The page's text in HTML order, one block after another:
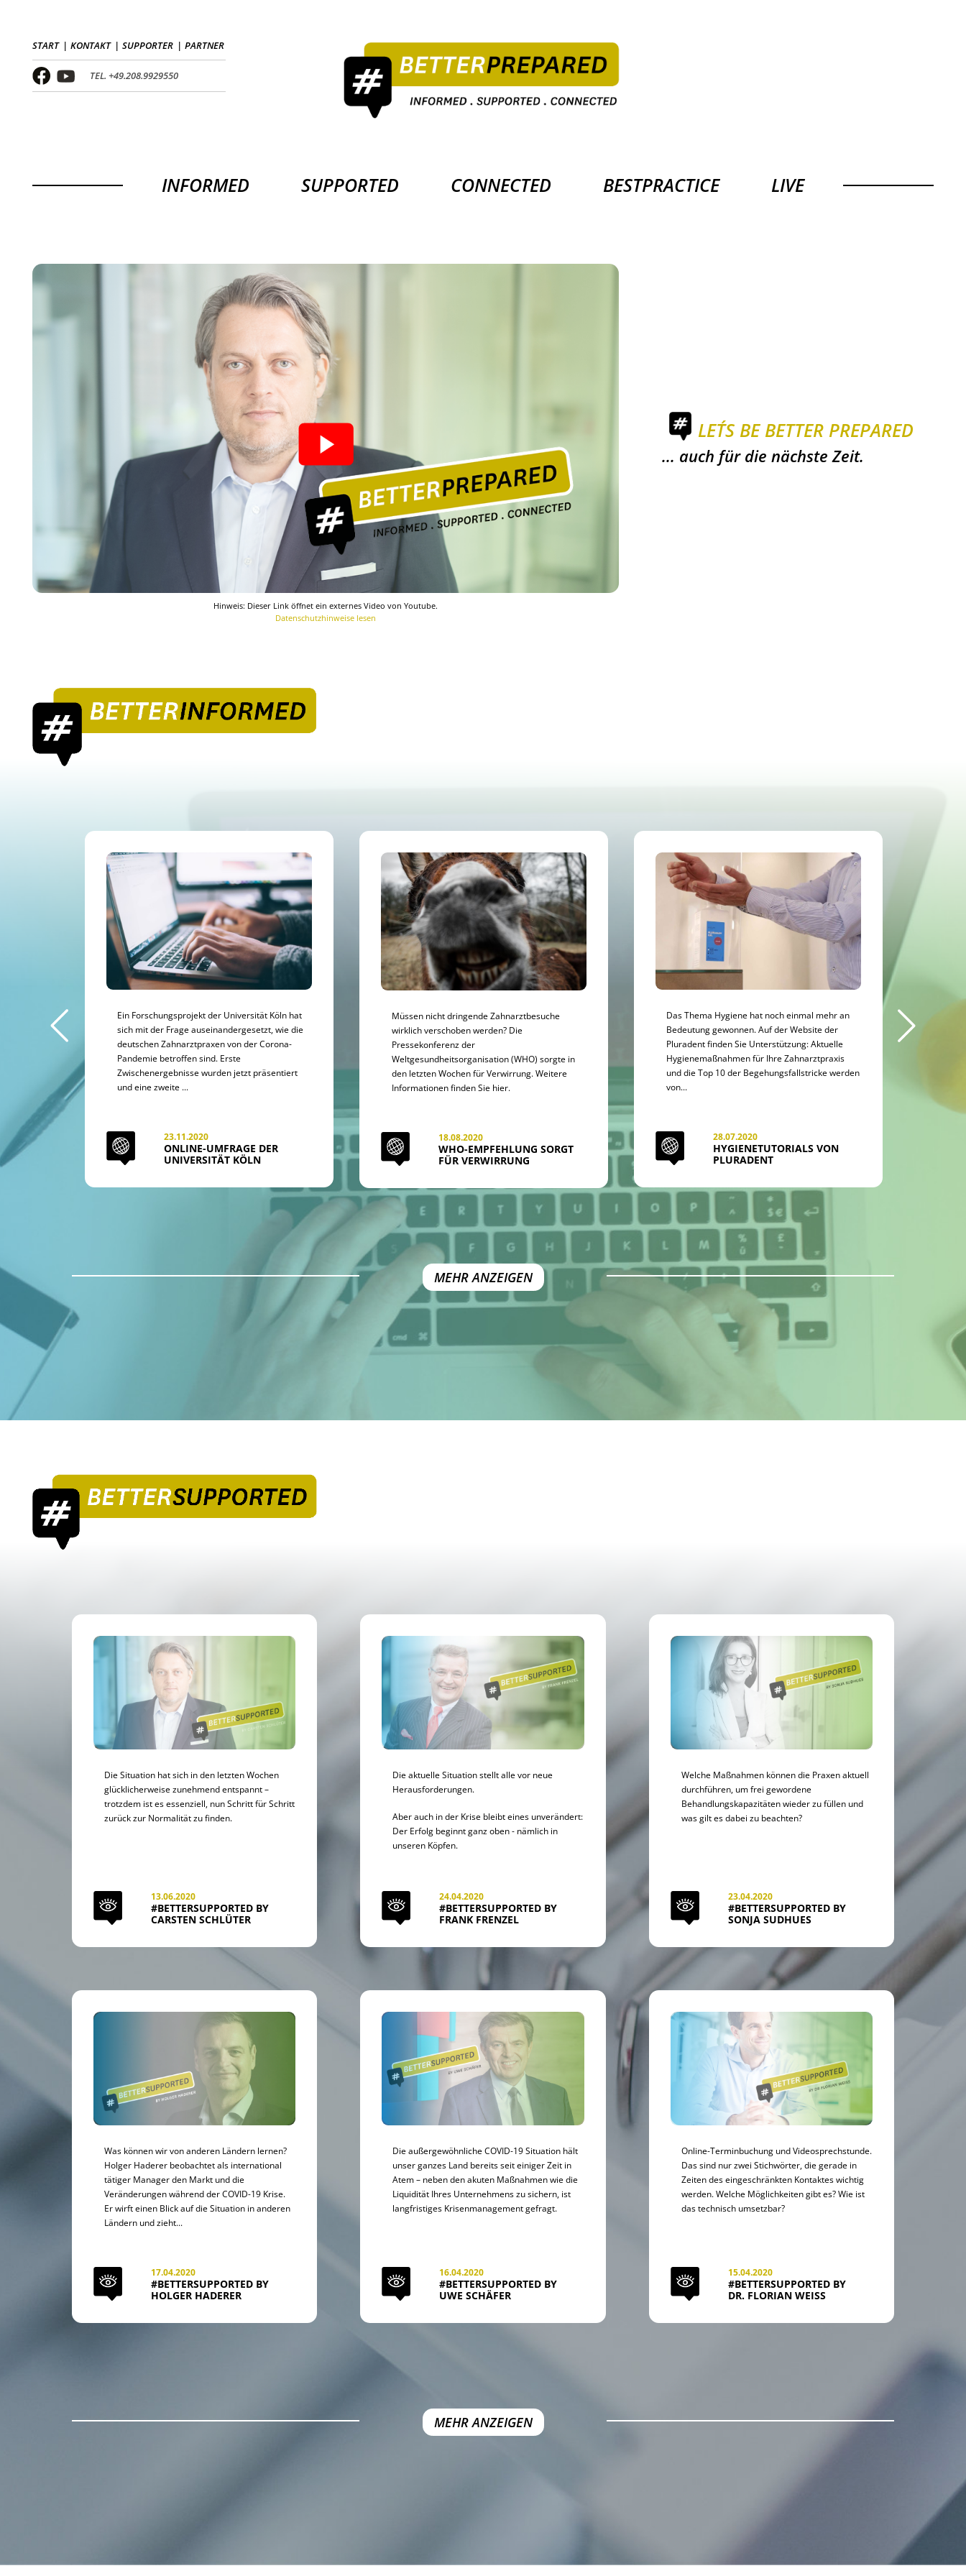
START KONTAKT SUPPORTER PARTNER
TEL. +49.208.9929550
INFORMED SUPPORTED CONNECTED BESTPRACTICE LIVE
Hinweis: Dieser Link öffnet ein externes Video von Youtube.
Datenschutzhinweise lesen
LET´S BE BETTER PREPARED
... auch für die nächste Zeit.
Ein Forschungsprojekt der Universität Köln hat
sich mit der Frage auseinandergesetzt, wie die
deutschen Zahnarztpraxen von der Corona-
Pandemie betroffen sind. Erste
Zwischenergebnisse wurden jetzt präsentiert
und eine zweite ...
23.11.2020
ONLINE-UMFRAGE DER
UNIVERSITÄT KÖLN
Müssen nicht dringende Zahnarztbesuche
wirklich verschoben werden? Die
Pressekonferenz der
Weltgesundheitsorganisation (WHO) sorgte in
den letzten Wochen für Verwirrung. Weitere
Informationen finden Sie hier.
18.08.2020
WHO-EMPFEHLUNG SORGT
FÜR VERWIRRUNG
Das Thema Hygiene hat noch einmal mehr an
Bedeutung gewonnen. Auf der Website der
Pluradent finden Sie Unterstützung: Aktuelle
Hygienemaßnahmen für Ihre Zahnarztpraxis
und die Top 10 der Begehungsfallstricke werden
von...
28.07.2020
HYGIENETUTORIALS VON
PLURADENT
MEHR ANZEIGEN
Die Situation hat sich in den letzten Wochen
glücklicherweise zunehmend entspannt –
trotzdem ist es essenziell, nun Schritt für Schritt
zurück zur Normalität zu finden.
13.06.2020
#BETTERSUPPORTED BY
CARSTEN SCHLÜTER
Die aktuelle Situation stellt alle vor neue
Herausforderungen.
Aber auch in der Krise bleibt eines unverändert:
Der Erfolg beginnt ganz oben - nämlich in
unseren Köpfen.
24.04.2020
#BETTERSUPPORTED BY
FRANK FRENZEL
Welche Maßnahmen können die Praxen aktuell
durchführen, um frei gewordene
Behandlungskapazitäten wieder zu füllen und
was gilt es dabei zu beachten?
23.04.2020
#BETTERSUPPORTED BY
SONJA SUDHUES
Was können wir von anderen Ländern lernen?
Holger Haderer beobachtet als international
tätiger Manager den Markt und die
Veränderungen während der COVID-19 Krise.
Er wirft einen Blick auf die Situation in anderen
Ländern und zieht...
17.04.2020
#BETTERSUPPORTED BY
HOLGER HADERER
Die außergewöhnliche COVID-19 Situation hält
unser ganzes Land bereits seit einiger Zeit in
Atem – neben den akuten Maßnahmen wie die
Liquidität Ihres Unternehmens zu sichern, ist
langfristiges Krisenmanagement gefragt.
16.04.2020
#BETTERSUPPORTED BY
UWE SCHÄFER
Online-Terminbuchung und Videosprechstunde.
Das sind nur zwei Stichwörter, die gerade in
Zeiten des eingeschränkten Kontaktes wichtig
werden. Welche Möglichkeiten gibt es? Wie ist
das technisch umsetzbar?
15.04.2020
#BETTERSUPPORTED BY
DR. FLORIAN WEISS
MEHR ANZEIGEN